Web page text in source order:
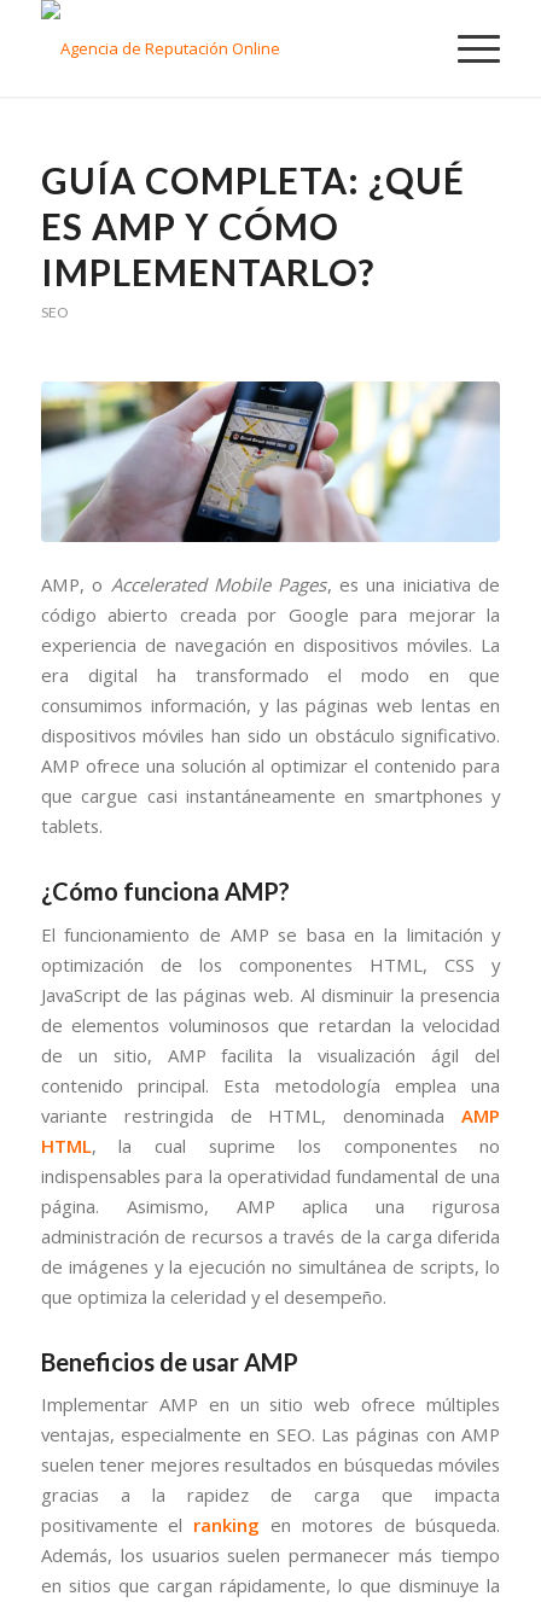
GUÍA COMPLETA: ¿QUÉ
ES AMP Y CÓMO
IMPLEMENTARLO?
SEO
AMP, o Accelerated Mobile Pages, es una iniciativa de
código abierto creada por Google para mejorar la
experiencia de navegación en dispositivos móviles. La
era digital ha transformado el modo en que
consumimos información, y las páginas web lentas en
dispositivos móviles han sido un obstáculo significativo.
AMP ofrece una solución al optimizar el contenido para
que cargue casi instantáneamente en smartphones y
tablets.
¿Cómo funciona AMP?
El funcionamiento de AMP se basa en la limitación y
optimización de los componentes HTML, CSS y
JavaScript de las páginas web. Al disminuir la presencia
de elementos voluminosos que retardan la velocidad
de un sitio, AMP facilita la visualización ágil del
contenido principal. Esta metodología emplea una
variante restringida de HTML, denominadaAMP
HTML, la cual suprime los componentes no
indispensables para la operatividad fundamental de una
página. Asimismo, AMP aplica una rigurosa
administración de recursos a través de la carga diferida
de imágenes y la ejecución no simultánea de scripts, lo
que optimiza la celeridad y el desempeño.
Beneficios de usar AMP
Implementar AMP en un sitio web ofrece múltiples
ventajas, especialmente en SEO. Las páginas con AMP
suelen tener mejores resultados en búsquedas móviles
gracias a la rapidez de carga que impacta
positivamente el ranking en motores de búsqueda.
Además, los usuarios suelen permanecer más tiempo
en sitios que cargan rápidamente, lo que disminuye la